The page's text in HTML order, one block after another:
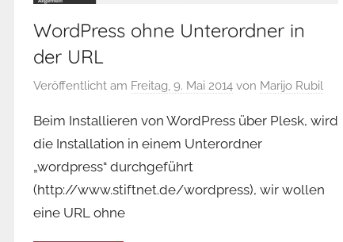
WordPress ohne Unterordner in
der URL
Veröffentlicht am Freitag, 9. Mai 2014 von Marijo Rubil
Beim Installieren von WordPress über Plesk, wird
die Installation in einem Unterordner
„wordpress“ durchgeführt
(http://www.stiftnet.de/wordpress), wir wollen
eine URL ohne